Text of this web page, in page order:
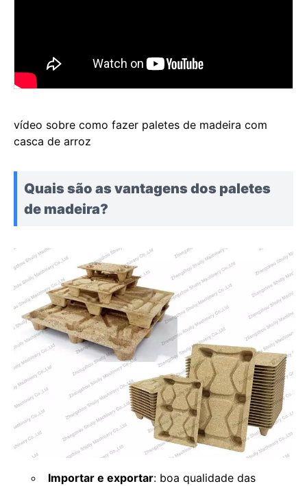
vídeo sobre como fazer paletes de madeira com
casca de arroz
Quais são as vantagens dos paletes
de madeira?
Importar e exportar: boa qualidade das